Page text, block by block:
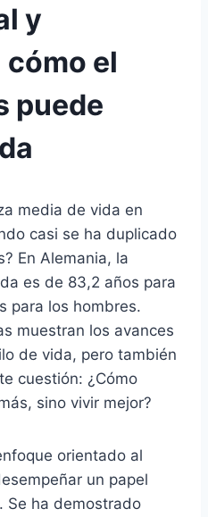
y
el
puede
media de vida en
casi se ha duplicado
En Alemania, la
es de 83,2 años para
para los hombres.
muestran los avances
de vida, pero también
cuestión: ¿Cómo
sino vivir mejor?
orientado al
un papel
Se ha demostrado